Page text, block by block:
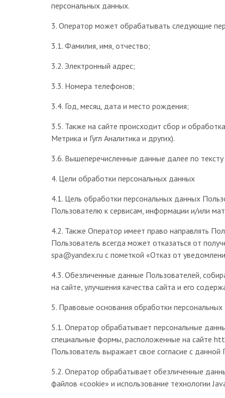
персональных данных.
3. Оператор может обрабатывать следующие
3.1. Фамилия, имя, отчество;
3.2. Электронный адрес;
3.3. Номера телефонов;
3.4. Год, месяц, дата и место рождения;
3.5. Также на сайте происходит сбор и
Метрика и Гугл Аналитика и других).
3.6. Вышеперечисленные данные далее по
4. Цели обработки персональных данных
4.1. Цель обработки персональных данных
Пользователю к сервисам, информации и/или
4.2. Также Оператор имеет право направлять
Пользователь всегда может отказаться от
spa@yandex.ru с пометкой «Отказ от
4.3. Обезличенные данные Пользователей,
на сайте, улучшения качества сайта и его
5. Правовые основания обработки
5.1. Оператор обрабатывает персональные
специальные формы, расположенные на сайте
Пользователь выражает свое согласие с данной
5.2. Оператор обрабатывает обезличенные
файлов «cookie» и использование технологии